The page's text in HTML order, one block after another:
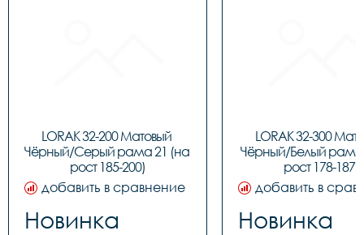
LORAK 32-200 Матовый
Чёрный/Серый рама 21 (на
рост 185-200)
добавить в сравнение
Новинка
LORAK 32-300
Чёрный/Белый рама
рост 178-187)
добавить в
Новинка